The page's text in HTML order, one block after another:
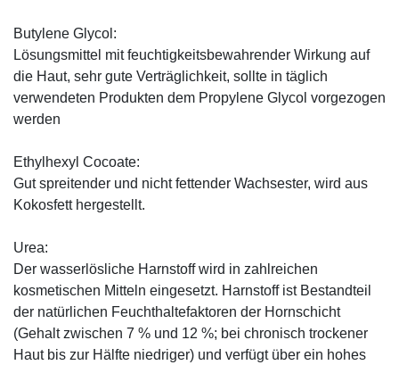
Butylene Glycol:
Lösungsmittel mit feuchtigkeitsbewahrender Wirkung auf
die Haut, sehr gute Verträglichkeit, sollte in täglich
verwendeten Produkten dem Propylene Glycol vorgezogen
werden
Ethylhexyl Cocoate:
Gut spreitender und nicht fettender Wachsester, wird aus
Kokosfett hergestellt.
Urea:
Der wasserlösliche Harnstoff wird in zahlreichen
kosmetischen Mitteln eingesetzt. Harnstoff ist Bestandteil
der natürlichen Feuchthaltefaktoren der Hornschicht
(Gehalt zwischen 7 % und 12 %; bei chronisch trockener
Haut bis zur Hälfte niedriger) und verfügt über ein hohes